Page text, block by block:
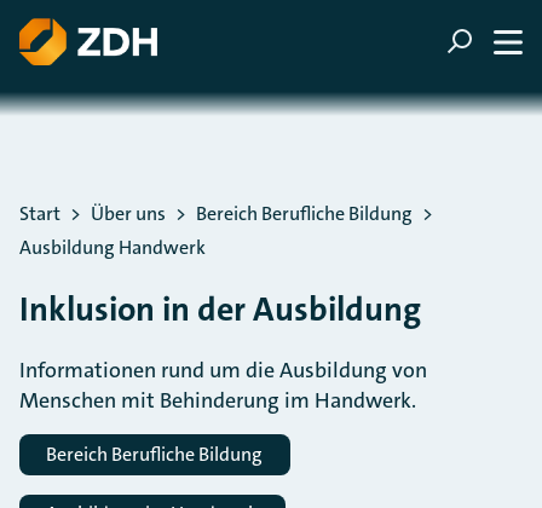
ZUM HAUPTINHALT SPRINGEN
ZUR SUCHE SPRINGEN
Sie befinden sich hier:
Start Über uns
Bereich Berufliche Bildung
Ausbildung Handwerk
Inklusion in der Ausbildung
Informationen rund um die Ausbildung von
Menschen mit Behinderung im Handwerk.
Bereich Berufliche Bildung